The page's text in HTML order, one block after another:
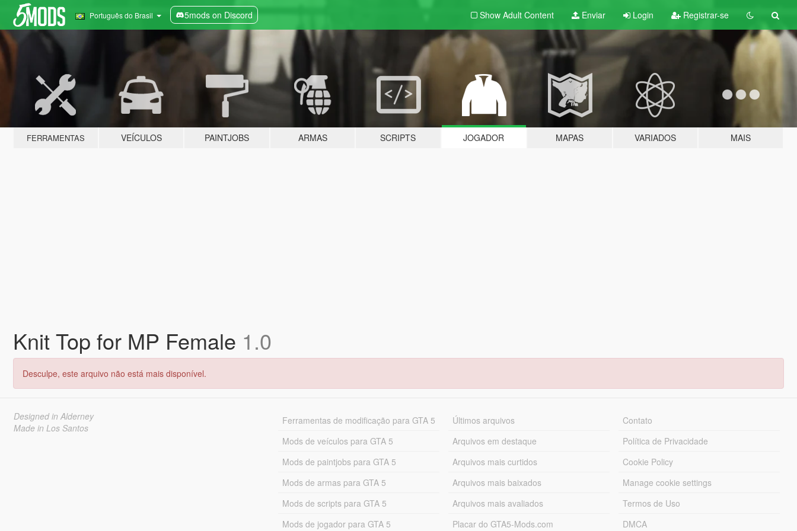
Português do Brasil 5mods on Discord Show Adult Content Enviar Login Registrar-se
FERRAMENTAS VEÍCULOS PAINTJOBS ARMAS SCRIPTS JOGADOR MAPAS VARIADOS MAIS
Knit Top for MP Female 1.0
Desculpe, este arquivo não está mais disponível.
Designed in Alderney
Made in Los Santos
Ferramentas de modificação para GTA 5
Mods de veículos para GTA 5
Mods de paintjobs para GTA 5
Mods de armas para GTA 5
Mods de scripts para GTA 5
Mods de jogador para GTA 5
Últimos arquivos
Arquivos em destaque
Arquivos mais curtidos
Arquivos mais baixados
Arquivos mais avaliados
Placar do GTA5-Mods.com
Contato
Política de Privacidade
Cookie Policy
Manage cookie settings
Termos de Uso
DMCA